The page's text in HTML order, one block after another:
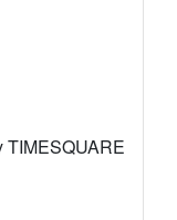
TIMESQUARE